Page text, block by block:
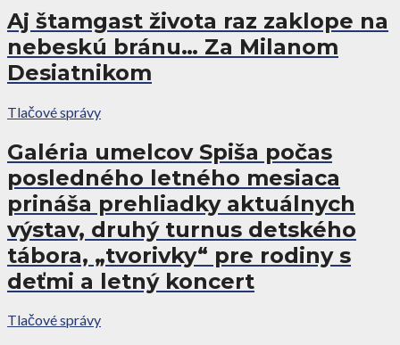
Aj štamgast života raz zaklope na
nebeskú bránu… Za Milanom
Desiatnikom
Tlačové správy
Galéria umelcov Spiša počas
posledného letného mesiaca
prináša prehliadky aktuálnych
výstav, druhý turnus detského
tábora, „tvorivky“ pre rodiny s
deťmi a letný koncert
Tlačové správy